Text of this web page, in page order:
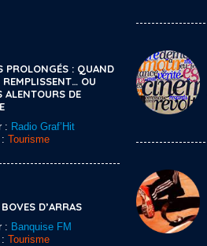
PROLONGÉS : QUAND
REMPLISSENT… OU
ALENTOURS DE
: Radio Graf’Hit
Tourisme
D’ARRAS
: Banquise FM
Tourisme